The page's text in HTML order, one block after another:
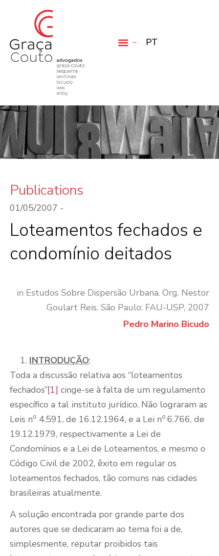
PT
Publications
01/05/2007 -
Loteamentos fechados e
condomínio deitados
in Estudos Sobre Dispersão Urbana. Org. Nestor
Goulart Reis. São Paulo: FAU-USP, 2007
Pedro Marino Bicudo
INTRODUÇÃO:
Toda a discussão relativa aos “loteamentos
fechados”[1] cinge-se à falta de um regulamento
específico a tal instituto jurídico. Não lograram as
Leis no 4.591, de 16.12.1964, e a Lei no 6.766, de
19.12.1979, respectivamente a Lei de
Condomínios e a Lei de Loteamentos, e mesmo o
Código Civil de 2002, êxito em regular os
loteamentos fechados, tão comuns nas cidades
brasileiras atualmente.
A solução encontrada por grande parte dos
autores que se dedicaram ao tema foi a de,
simplesmente, reputar proibidos tais